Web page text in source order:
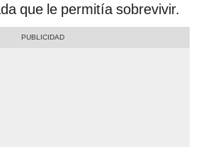
que le permitía sobrevivir.